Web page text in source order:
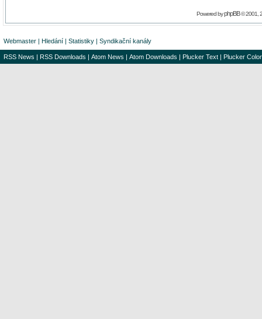
Powered byphpBB© 2001,
Webmaster | Hledání | Statistiky | Syndikační kanály
RSS News | RSS Downloads | Atom News | Atom Downloads | Plucker Text | Plucker Color